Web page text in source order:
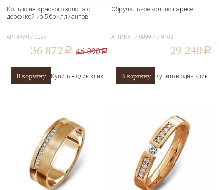
Кольцо из красного золота с
дорожкой из 5 бриллиантов
АРТИКУЛ7-0096
36 872 a 46 090a
В корзину Купить в один клик
Обручальное кольцо парное
АРТИКУЛ7-0099 И 7-0102
29 240 a
В корзину Купить в один клик